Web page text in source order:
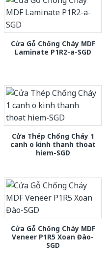
Cửa Gỗ Chống Cháy MDF
Laminate P1R2-a-SGD
Cửa Thép Chống Cháy 1
canh o kinh thanh thoat
hiem-SGD
Cửa Gỗ Chống Cháy MDF
Veneer P1R5 Xoan Đào-
SGD